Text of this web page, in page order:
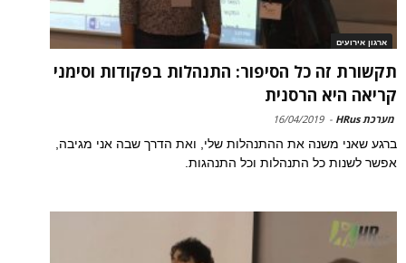
ארגון אירועים
תקשורת זה כל הסיפור: התנהלות בפקודות וסימני
קריאה היא הרסנית
מערכת HRus -
16/04/2019
ברגע שאני משנה את ההתנהלות שלי, ואת הדרך שבה אני מגיבה,
אפשר לשנות כל התנהלות וכל התנהגות.